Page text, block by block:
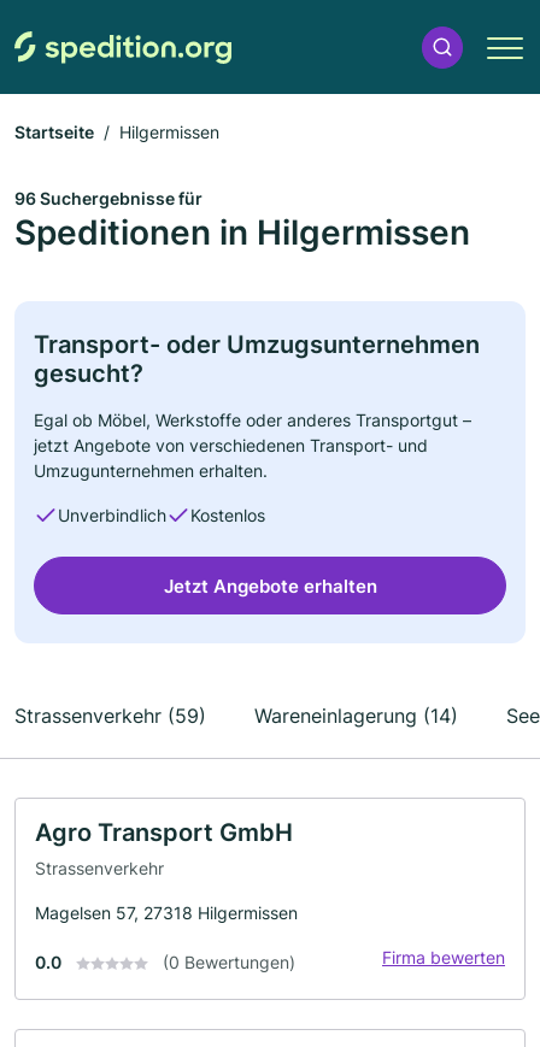
Startseite Hilgermissen
96 Suchergebnisse für
Speditionen in Hilgermissen
Transport- oder Umzugsunternehmen
gesucht?
Egal ob Möbel, Werkstoffe oder anderes Transportgut –
jetzt Angebote von verschiedenen Transport- und
Umzugunternehmen erhalten.
Unverbindlich Kostenlos
Jetzt Angebote erhalten
Strassenverkehr (59) Wareneinlagerung (14)
Agro Transport GmbH
Strassenverkehr
Magelsen 57, 27318 Hilgermissen
0.0 (0 Bewertungen) Firma bewerten